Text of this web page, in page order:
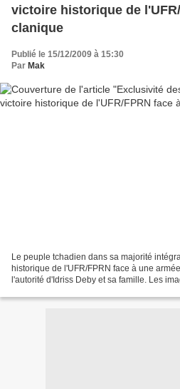
victoire historique de
clanique
Publié le 15/12/2009 à 15:30
Par Mak
Le peuple tchadien dans sa majorité
historique de l'UFR/FPRN face à une
l'autorité d'Idriss Deby et sa famille. Les